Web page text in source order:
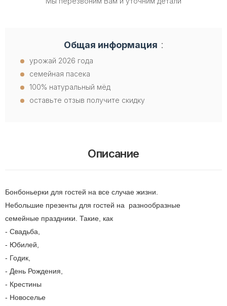
Общая информация :
урожай 2026 года
семейная пасека
100% натуральный мёд
оставьте отзыв получите скидку
Описание
Бонбоньерки для гостей на все случае жизни.
Небольшие презенты для гостей на разнообразные
семейные праздники. Такие, как
- Свадьба,
- Юбилей,
- Годик,
- День Рождения,
- Крестины
- Новоселье